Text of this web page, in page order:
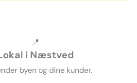
📍
i Næstved
byen og dine kunder.